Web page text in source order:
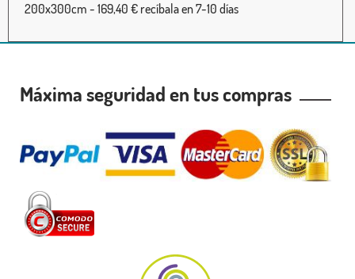
200x300cm - 169,40 € recíbala en 7-10 días
Máxima seguridad en tus compras